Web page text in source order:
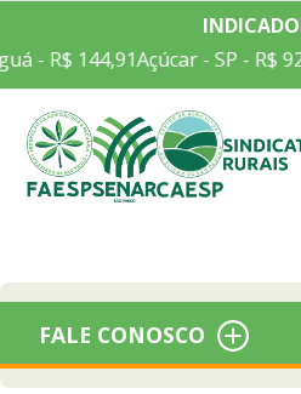
- R$ 144,91Açúcar - SP - R$
FALE CONOSCO